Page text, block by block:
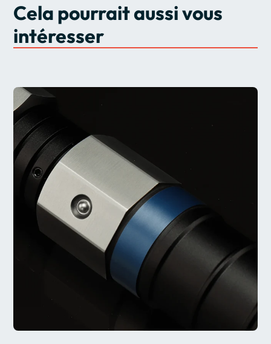
Cela pourrait aussi vous
intéresser